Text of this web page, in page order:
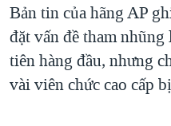
Bản tin của hãng AP
đặt vấn đề tham
tiên hàng đầu, nhưng
vài viên chức cao cấp